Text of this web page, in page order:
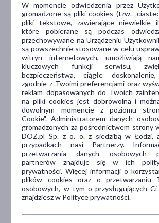
Zabiegi kosmetyczne dla kobiet w
bezpieczne?
Przeczytane 26295 razy
6 min
W momencie odwiedzenia przez
gromadzone są pliki cookies (tzw.
pliki tekstowe, zawierające niewielkie
które pobierane są podczas
przechowywane na Urządzeniu
są powszechnie stosowane w celu
witryn internetowych, umożliwiają
kluczowych funkcji serwisu,
bezpieczeństwa, ciągłe doskonalenie,
zgodnie z Twoimi preferencjami oraz
reklam dopasowanych do Twoich
na pliki cookies jest dobrowolna i
dowolnym momencie z poziomu
Cookie". Administratorem danych
gromadzonych za pośrednictwem strony
DOZ.pl Sp. z o. o. z siedzibą w Łodzi,
przypadkach nasi Partnerzy.
przetwarzania danych osobowych
partnerów znajduje się w ich
prywatności. Więcej informacji o
plików cookies oraz o przetwarzaniu
osobowych, w tym o przysługujących Ci
znajdziesz w Polityce prywatności.